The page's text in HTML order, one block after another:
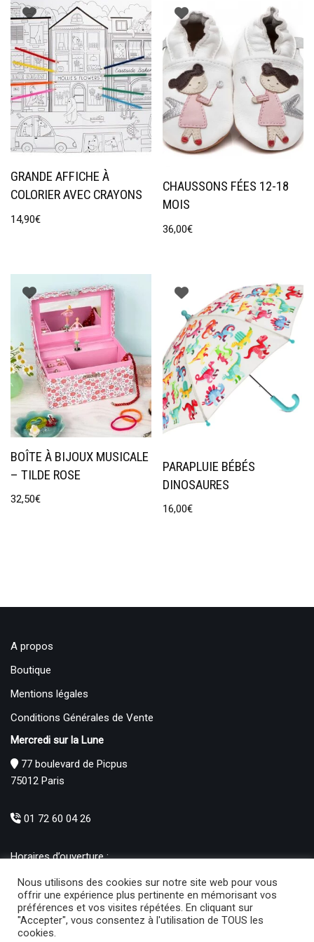
GRANDE AFFICHE À
COLORIER AVEC CRAYONS
14,90€
CHAUSSONS FÉES 12-18
MOIS
36,00€
BOÎTE À BIJOUX MUSICALE
– TILDE ROSE
32,50€
PARAPLUIE BÉBÉS
DINOSAURES
16,00€
A propos
Boutique
Mentions légales
Conditions Générales de Vente
Mercredi sur la Lune
77 boulevard de Picpus
75012 Paris
01 72 60 04 26
Horaires d’ouverture :
Mercredi au Samedi : 10h30 – 19h00
Produits
Nous utilisons des cookies sur notre site web pour vous
offrir une expérience plus pertinente en mémorisant vos
préférences et vos visites répétées. En cliquant sur
"Accepter", vous consentez à l'utilisation de TOUS les
cookies.